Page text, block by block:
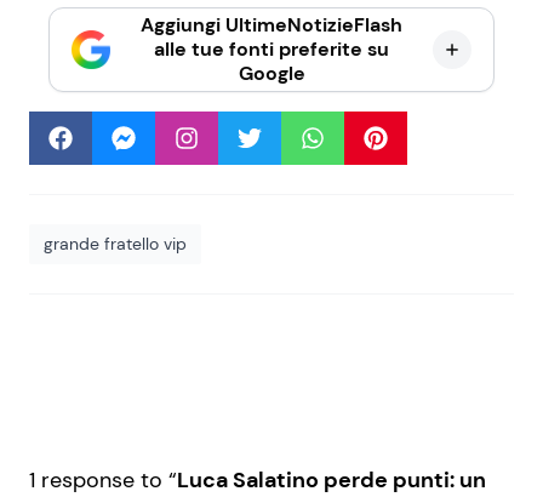
Aggiungi UltimeNotizieFlash
alle tue fonti preferite su
Google
grande fratello vip
1 response to “Luca Salatino perde punti: un